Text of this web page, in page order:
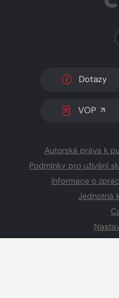
Dotazy
VOP
Autorská práva k
Podmínky pro užívání
Informace o
Jednotná